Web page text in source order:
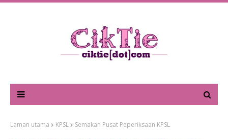
Laman utama KPSL Semakan Pusat Peperiksaan KPSL